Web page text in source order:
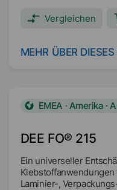
entwickelt wurde. Es
Kosten-Nutzen-
Verpackung,
Vergleichen
MEHR ÜBER
DEE FO® 215
EMEA · Amerika ·
Ein universeller
Laminier-,